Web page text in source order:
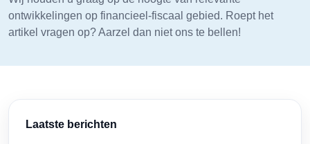
ontwikkelingen op financieel-fiscaal gebied. Roept het
artikel vragen op? Aarzel dan niet ons te bellen!
Laatste berichten